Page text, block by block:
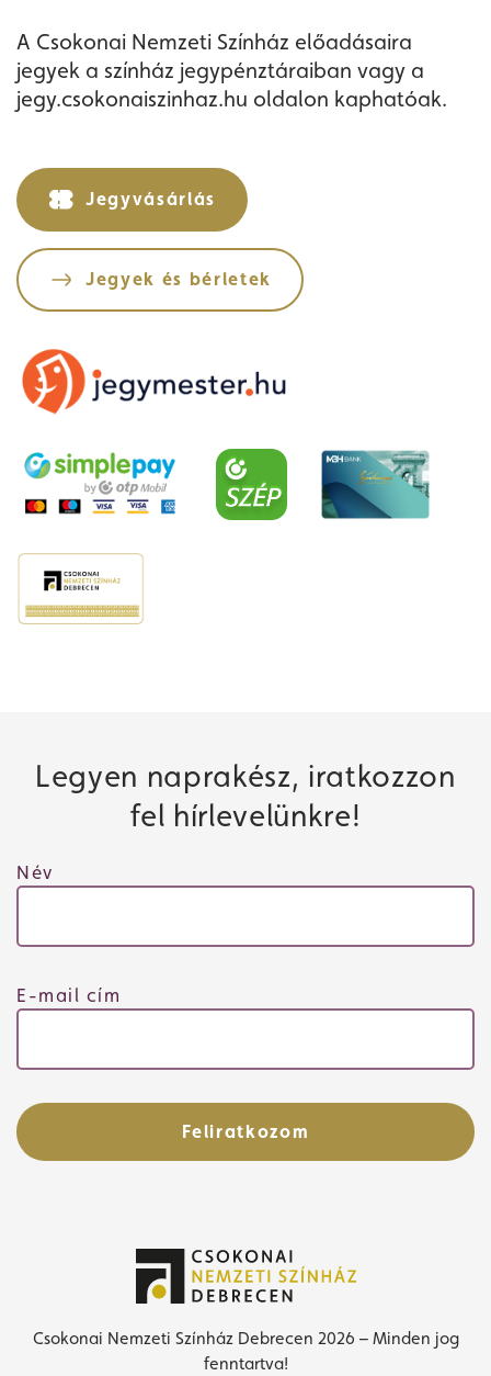
A Csokonai Nemzeti Színház előadásaira
jegyek a színház jegypénztáraiban vagy a
jegy.csokonaiszinhaz.hu oldalon kaphatóak.
Jegyvásárlás
Jegyek és bérletek
Legyen naprakész, iratkozzon
fel hírlevelünkre!
Név
E-mail cím
Feliratkozom
Csokonai Nemzeti Színház Debrecen 2026 – Minden jog
fenntartva!